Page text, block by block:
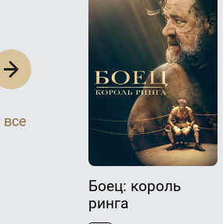
Боец: король
ринга